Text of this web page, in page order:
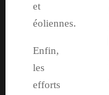
et
éoliennes.
Enfin,
les
efforts